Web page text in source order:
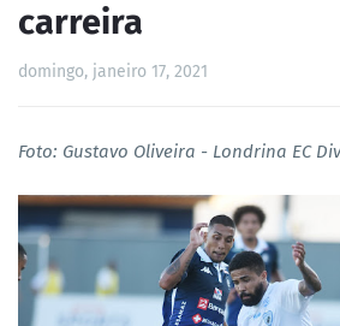
carreira
domingo, janeiro 17, 2021
Foto: Gustavo Oliveira - Londrina EC